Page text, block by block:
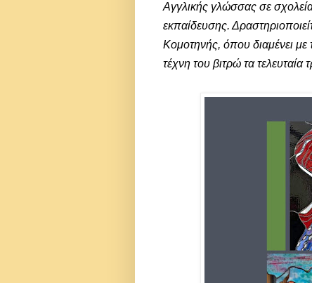
Αγγλικής γλώσσας σε
εκπαίδευσης.
Κομοτηνής, όπου διαμένει με
τέχνη του βιτρώ τα τελευταία